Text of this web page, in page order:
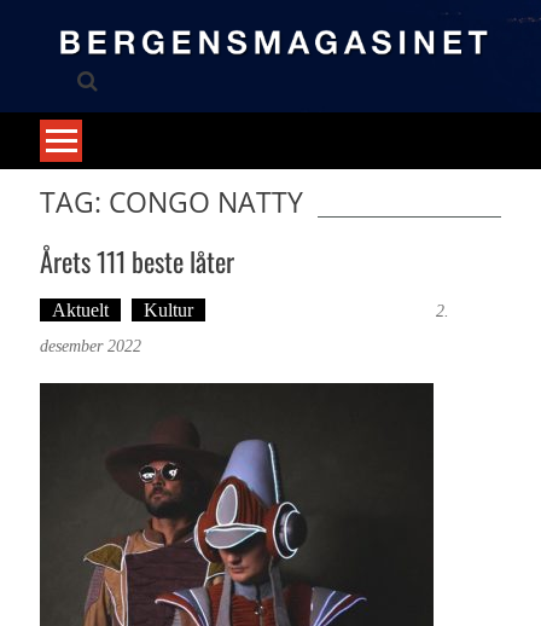
TAG: CONGO NATTY
Årets 111 beste låter
Aktuelt Kultur
2.
desember 2022